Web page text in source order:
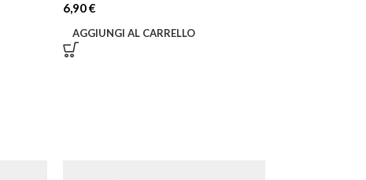
6,90€
AGGIUNGI AL CARRELLO